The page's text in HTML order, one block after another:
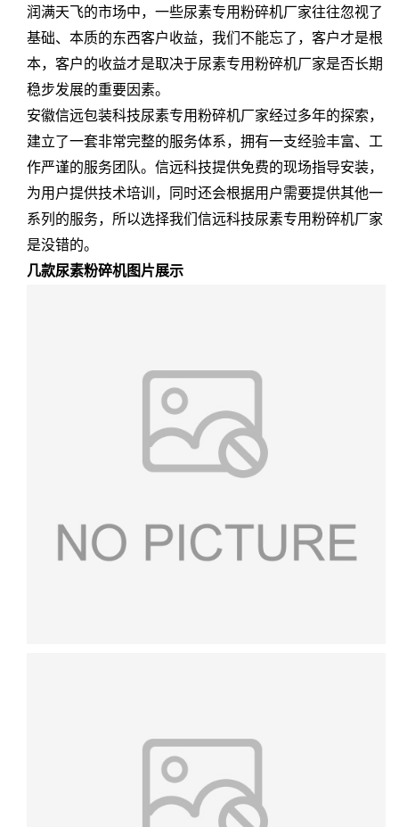
润满天飞的市场中，一些尿素专用粉碎机厂家往往忽视了
基础、本质的东西客户收益，我们不能忘了，客户才是根
本，客户的收益才是取决于尿素专用粉碎机厂家是否长期
稳步发展的重要因素。
安徽信远包装科技尿素专用粉碎机厂家经过多年的探索，
建立了一套非常完整的服务体系，拥有一支经验丰富、工
作严谨的服务团队。信远科技提供免费的现场指导安装，
为用户提供技术培训，同时还会根据用户需要提供其他一
系列的服务，所以选择我们信远科技尿素专用粉碎机厂家
是没错的。
几款尿素粉碎机图片展示